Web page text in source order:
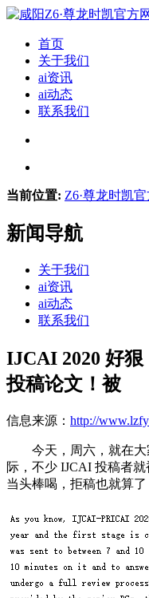
首页
关于我们
ai资讯
ai动态
联系我们
当前位置: Z6·尊龙时凯
新闻导航
关于我们
ai资讯
ai动态
联系我们
IJCAI 2020 好
投稿论文！被
信息来源： http://
今天，周六，就在大
际，不少 IJCAI 投稿者
当头棒喝，拒稿也就算